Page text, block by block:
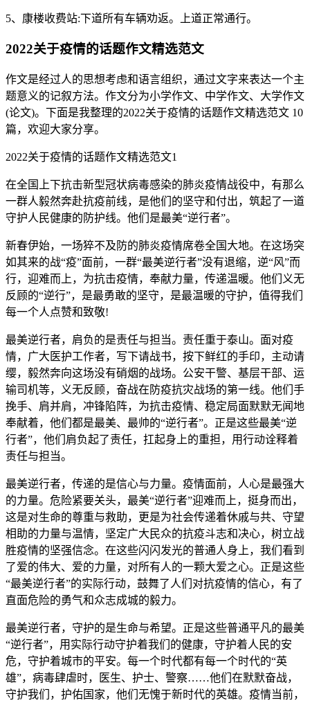
5、康楼收费站:下道所有车辆劝返。上道正常通行。
2022关于疫情的话题作文精选范文
作文是经过人的思想考虑和语言组织，通过文字来表达一个主
题意义的记叙方法。作文分为小学作文、中学作文、大学作文
(论文)。下面是我整理的2022关于疫情的话题作文精选范文 10
篇，欢迎大家分享。
2022关于疫情的话题作文精选范文1
在全国上下抗击新型冠状病毒感染的肺炎疫情战役中，有那么
一群人毅然奔赴抗疫前线，是他们的坚守和付出，筑起了一道
守护人民健康的防护线。他们是最美“逆行者”。
新春伊始，一场猝不及防的肺炎疫情席卷全国大地。在这场突
如其来的战“疫”面前，一群“最美逆行者”没有退缩，逆“风”而
行，迎难而上，为抗击疫情，奉献力量，传递温暖。他们义无
反顾的“逆行”，是最勇敢的坚守，是最温暖的守护，值得我们
每一个人点赞和致敬!
最美逆行者，肩负的是责任与担当。责任重于泰山。面对疫
情，广大医护工作者，写下请战书，按下鲜红的手印，主动请
缨，毅然奔向这场没有硝烟的战场。公安干警、基层干部、运
输司机等，义无反顾，奋战在防疫抗灾战场的第一线。他们手
挽手、肩并肩，冲锋陷阵，为抗击疫情、稳定局面默默无闻地
奉献着，他们都是最美、最帅的“逆行者”。正是这些最美“逆
行者”，他们肩负起了责任，扛起身上的重担，用行动诠释着
责任与担当。
最美逆行者，传递的是信心与力量。疫情面前，人心是最强大
的力量。危险紧要关头，最美“逆行者”迎难而上，挺身而出，
这是对生命的尊重与救助，更是为社会传递着休戚与共、守望
相助的力量与温情，坚定广大民众的抗疫斗志和决心，树立战
胜疫情的坚强信念。在这些闪闪发光的普通人身上，我们看到
了爱的伟大、爱的力量，对所有人的一颗大爱之心。正是这些
“最美逆行者”的实际行动，鼓舞了人们对抗疫情的信心，有了
直面危险的勇气和众志成城的毅力。
最美逆行者，守护的是生命与希望。正是这些普通平凡的最美
“逆行者”，用实际行动守护着我们的健康，守护着人民的安
危，守护着城市的平安。每一个时代都有每一个时代的“英
雄”，病毒肆虐时，医生、护士、警察……他们在默默奋战，
守护我们，护佑国家，他们无愧于新时代的英雄。疫情当前，